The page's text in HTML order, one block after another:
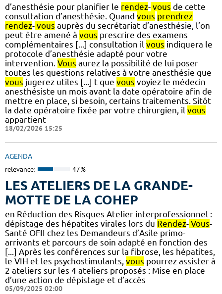
d’anesthésie pour planifier le rendez- vous de cette
consultation d’anesthésie. Quand vous prendrez
rendez- vous auprès du secrétariat d’anesthésie, l’on
peut être amené à vous prescrire des examens
complémentaires [...] consultation il vous indiquera le
protocole d’anesthésie adapté pour votre
intervention. Vous aurez la possibilité de lui poser
toutes les questions relatives à votre anesthésie que
vous jugerez utiles [...] t que vous voyiez le médecin
anesthésiste un mois avant la date opératoire afin de
mettre en place, si besoin, certains traitements. Sitôt
la date opératoire fixée par votre chirurgien, il vous
appartient
18/02/2026 15:25
AGENDA
relevance: 47%
LES ATELIERS DE LA GRANDE-
MOTTE DE LA COHEP
en Réduction des Risques Atelier interprofessionnel :
dépistage des hépatites virales lors du Rendez- Vous-
Santé OFII chez les Demandeurs d’Asile primo-
arrivants et parcours de soin adapté en fonction des
[...] Après les conférences sur la fibrose, les hépatites,
le VIH et les psychostimulants, vous pourrez assister à
2 ateliers sur les 4 ateliers proposés : Mise en place
d’une action de dépistage et d’accès
05/09/2025 02:00